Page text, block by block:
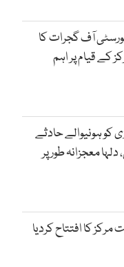
آف گجرات کا
کے قیام پر اہم
کو ہونیوالے حادثے
دلہا معجزانہ طور پر
کا افتتاح کردیا